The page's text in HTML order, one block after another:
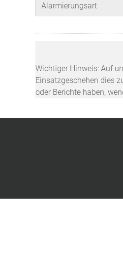
Alarmierungsart
Wichtiger Hinweis: Auf
Einsatzgeschehen dies
oder Berichte haben,